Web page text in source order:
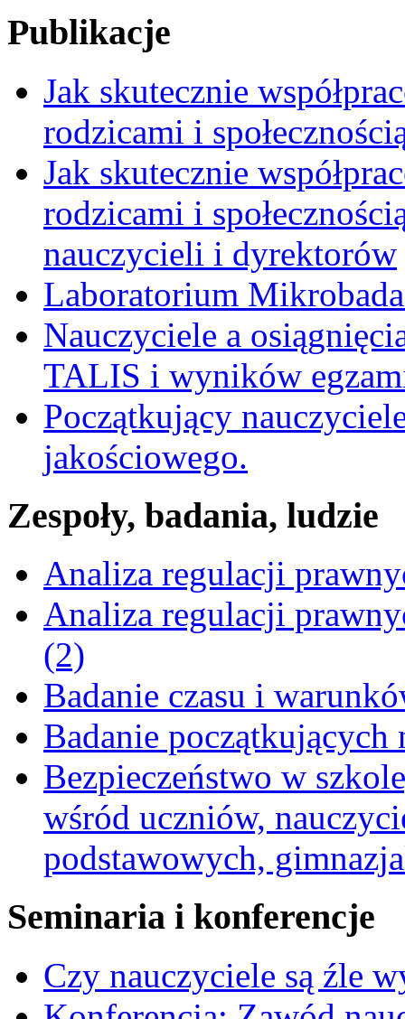
Publikacje
Jak skutecznie
rodzicami i
Jak skutecznie
rodzicami i
nauczycieli i dyrektorów
Laboratorium
Nauczyciele a
TALIS i wyników
Początkujący
jakościowego.
Zespoły, badania, ludzie
Analiza regulacji
Analiza regulacji
(2)
Badanie czasu i
Badanie początkujących
Bezpieczeństwo w
wśród uczniów,
podstawowych,
Seminaria i konferencje
Czy nauczyciele są źle